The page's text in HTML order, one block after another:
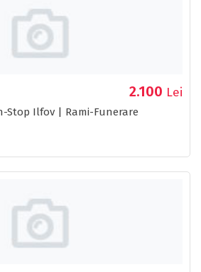
2.100 Lei
Stop Ilfov | Rami-Funerare